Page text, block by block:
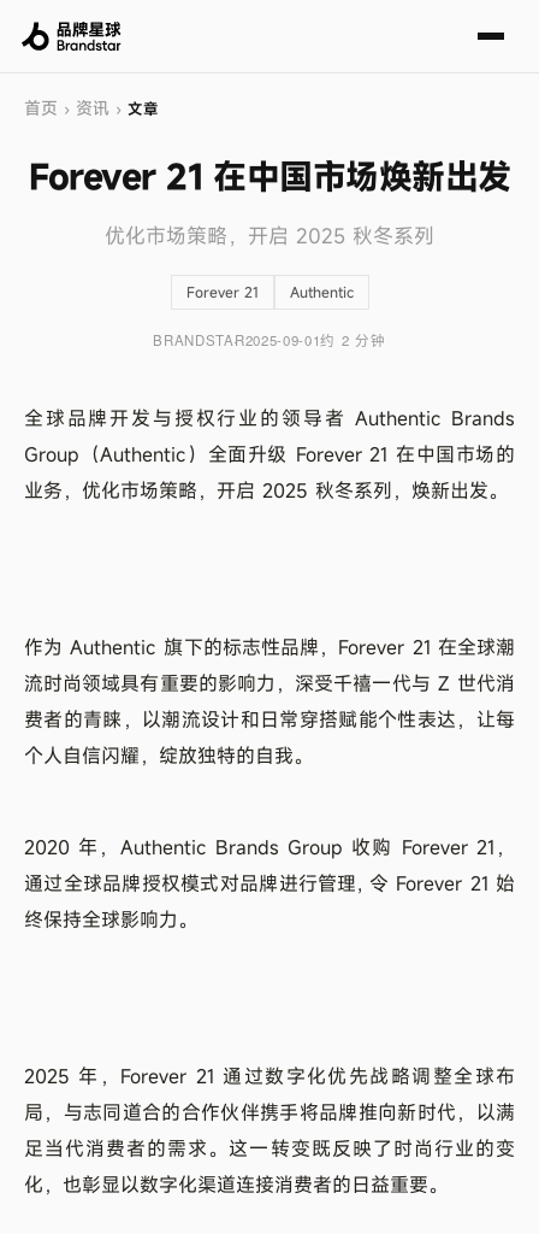
首页 › 资讯 › 文章
Forever 21 在中国市场焕新出发
优化市场策略，开启 2025 秋冬系列
Forever 21 Authentic
BRANDSTAR2025-09-01约 2 分钟
全球品牌开发与授权行业的领导者 Authentic Brands
Group（Authentic）全面升级 Forever 21 在中国市场的
业务，优化市场策略，开启 2025 秋冬系列，焕新出发。
作为 Authentic 旗下的标志性品牌，Forever 21 在全球潮
流时尚领域具有重要的影响力，深受千禧一代与 Z 世代消
费者的青睐，以潮流设计和日常穿搭赋能个性表达，让每
个人自信闪耀，绽放独特的自我。
2020 年，Authentic Brands Group 收购 Forever 21，
通过全球品牌授权模式对品牌进行管理, 令 Forever 21 始
终保持全球影响力。
2025 年，Forever 21 通过数字化优先战略调整全球布
局，与志同道合的合作伙伴携手将品牌推向新时代，以满
足当代消费者的需求。这一转变既反映了时尚行业的变
化，也彰显以数字化渠道连接消费者的日益重要。